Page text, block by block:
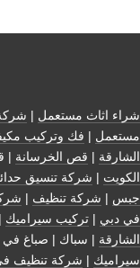
شراء اثاث مستعمل |
مستعمل | فك وتركيب
الشارقة | قص الخرسانة |
الكويت | شركة تنسيق
جبس | شركة تنظيف |
في دبي |تركيب سيراميك |
الشارقة | سباك | صباغ
سيراميك | شركة تنظيف